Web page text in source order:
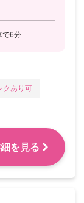
6分
クあり可
を見る